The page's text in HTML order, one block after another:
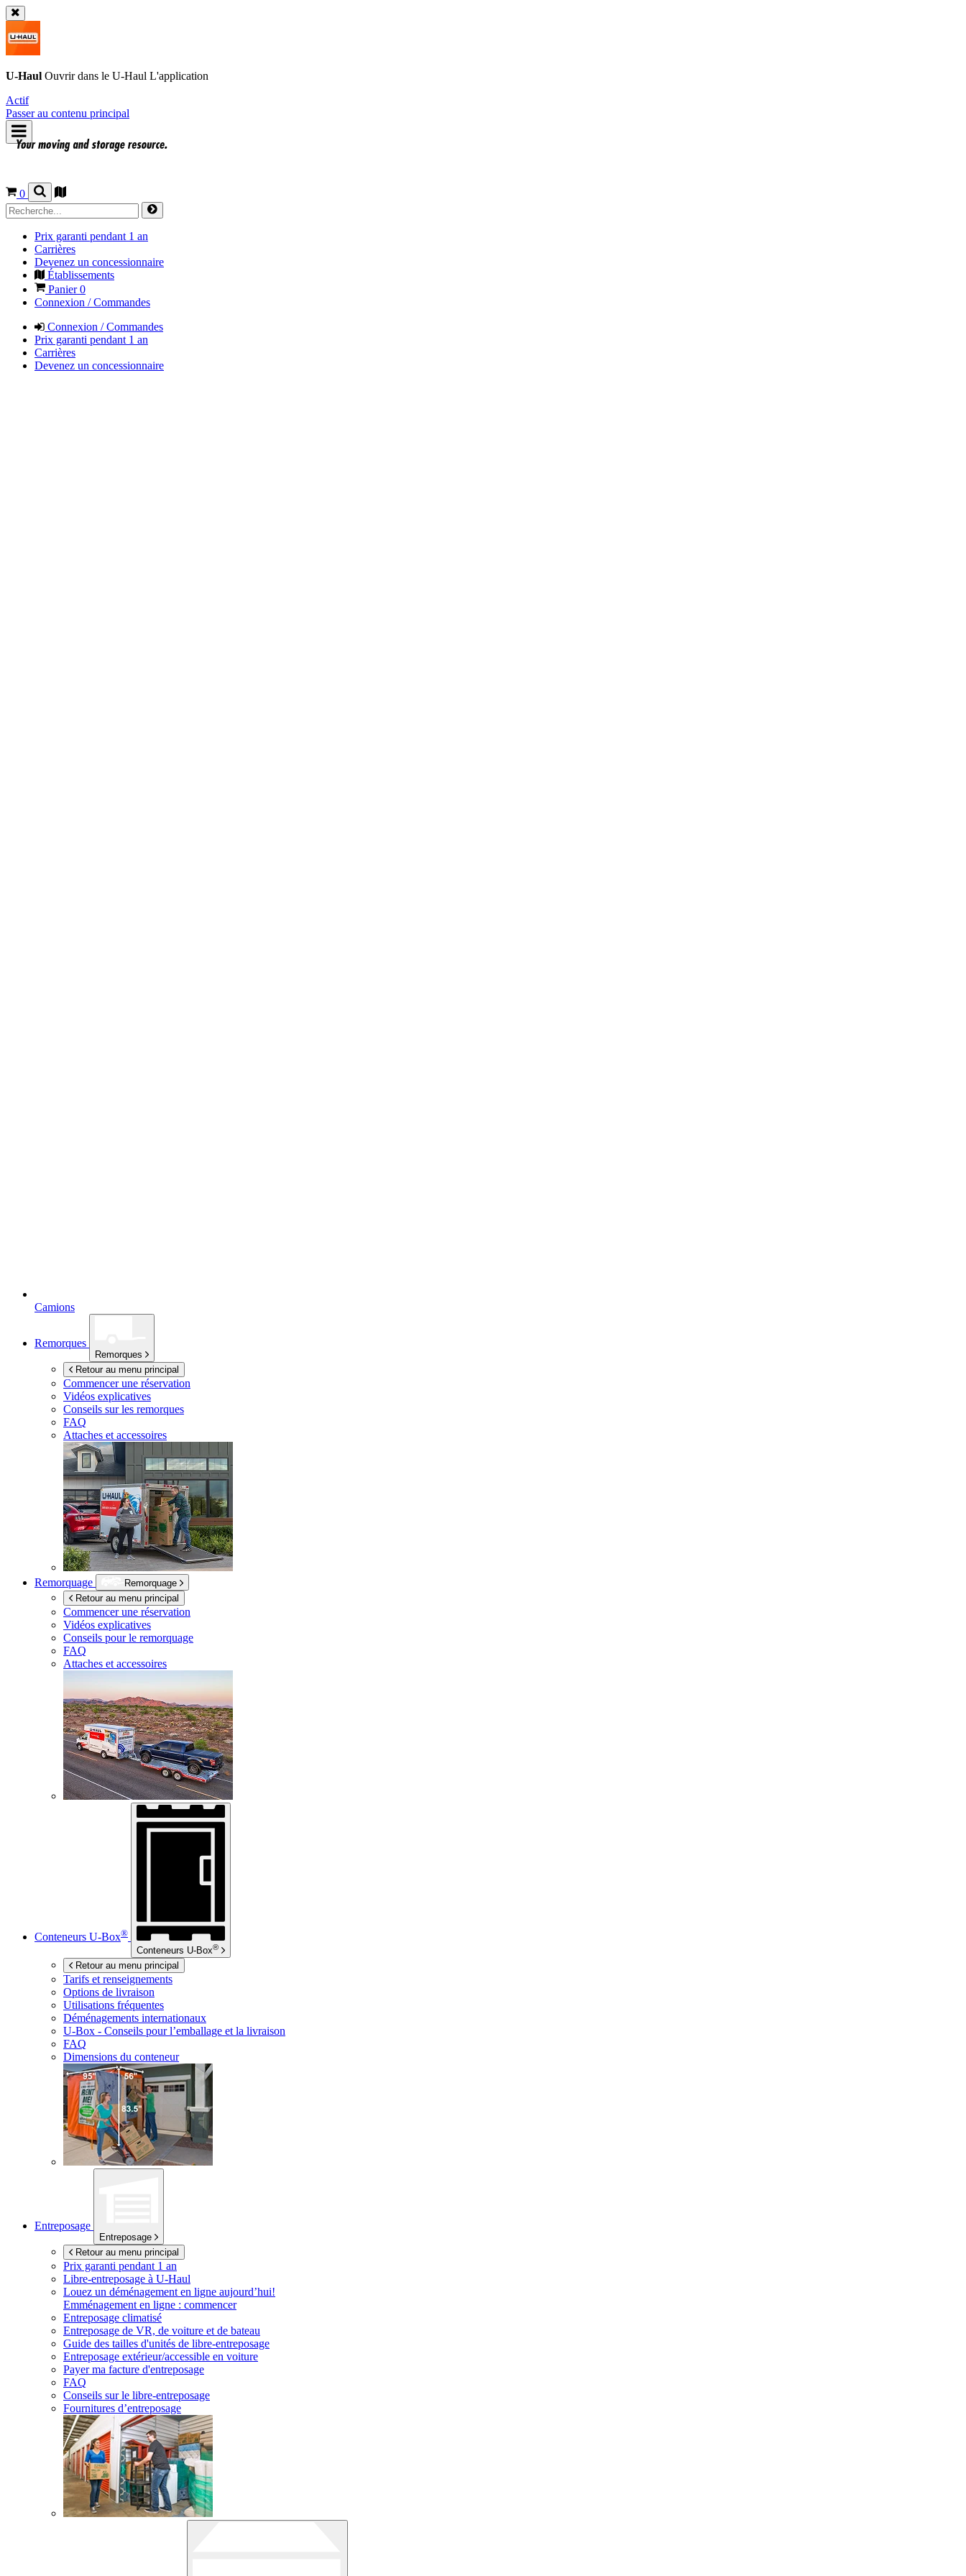
U-Haul Ouvrir dans le U-Haul L'application
Actif
Passer au contenu principal
0
Prix garanti pendant 1 an
Carrières
Devenez un concessionnaire
Établissements
Panier0
Connexion / Commandes
Connexion / Commandes
Prix garanti pendant 1 an
Carrières
Devenez un concessionnaire
Camions
Remorques
Remorques
Retour au menu principal
Commencer une réservation
Vidéos explicatives
Conseils sur les remorques
FAQ
Attaches et accessoires
Remorquage
Remorquage
Retour au menu principal
Commencer une réservation
Vidéos explicatives
Conseils pour le remorquage
FAQ
Attaches et accessoires
Conteneurs U-Box®
Conteneurs U-Box®
Retour au menu principal
Tarifs et renseignements
Options de livraison
Utilisations fréquentes
Déménagements internationaux
U-Box - Conseils pour l’emballage et la livraison
FAQ
Dimensions du conteneur
Entreposage
Entreposage
Retour au menu principal
Prix garanti pendant 1 an
Libre-entreposage à U-Haul
Louez un déménagement en ligne aujourd’hui!
Emménagement en ligne : commencer
Entreposage climatisé
Entreposage de VR, de voiture et de bateau
Guide des tailles d'unités de libre-entreposage
Entreposage extérieur/accessible en voiture
Payer ma facture d'entreposage
FAQ
Conseils sur le libre-entreposage
Fournitures d’entreposage